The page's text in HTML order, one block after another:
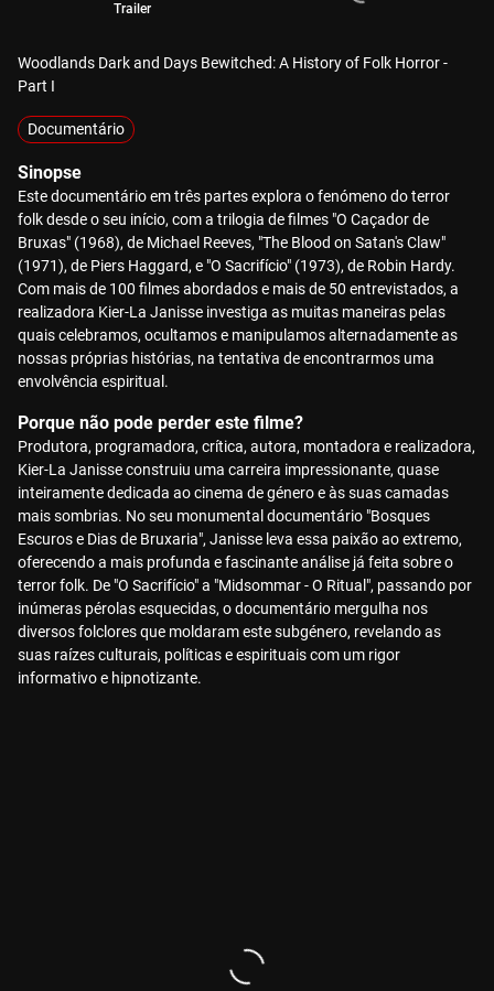
Trailer
Woodlands Dark and Days Bewitched: A History of Folk Horror -
Part I
Documentário
Sinopse
Este documentário em três partes explora o fenómeno do terror
folk desde o seu início, com a trilogia de filmes "O Caçador de
Bruxas" (1968), de Michael Reeves, "The Blood on Satan's Claw"
(1971), de Piers Haggard, e "O Sacrifício" (1973), de Robin Hardy.
Com mais de 100 filmes abordados e mais de 50 entrevistados, a
realizadora Kier-La Janisse investiga as muitas maneiras pelas
quais celebramos, ocultamos e manipulamos alternadamente as
nossas próprias histórias, na tentativa de encontrarmos uma
envolvência espiritual.
Porque não pode perder este filme?
Produtora, programadora, crítica, autora, montadora e realizadora,
Kier-La Janisse construiu uma carreira impressionante, quase
inteiramente dedicada ao cinema de género e às suas camadas
mais sombrias. No seu monumental documentário "Bosques
Escuros e Dias de Bruxaria", Janisse leva essa paixão ao extremo,
oferecendo a mais profunda e fascinante análise já feita sobre o
terror folk. De "O Sacrifício" a "Midsommar - O Ritual", passando por
inúmeras pérolas esquecidas, o documentário mergulha nos
diversos folclores que moldaram este subgénero, revelando as
suas raízes culturais, políticas e espirituais com um rigor
informativo e hipnotizante.